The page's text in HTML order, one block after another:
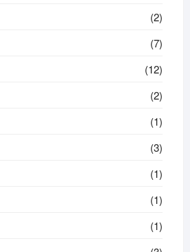
(2)
(7)
(12)
(2)
(1)
(3)
(1)
(1)
(1)